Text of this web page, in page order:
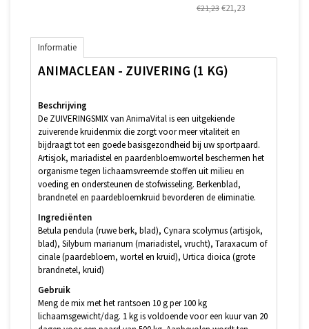
€21,23 €21,23
Informatie
ANIMACLEAN - ZUIVERING (1 KG)
Beschrijving
De ZUIVERINGSMIX van AnimaVital is een uitgekiende
zuiverende kruidenmix die zorgt voor meer vitaliteit en
bijdraagt tot een goede basisgezondheid bij uw sportpaard.
Artisjok, mariadistel en paardenbloemwortel beschermen het
organisme tegen lichaamsvreemde stoffen uit milieu en
voeding en ondersteunen de stofwisseling. Berkenblad,
brandnetel en paardebloemkruid bevorderen de eliminatie.
Ingrediënten
Betula pendula (ruwe berk, blad), Cynara scolymus (artisjok,
blad), Silybum marianum (mariadistel, vrucht), Taraxacum of
cinale (paardebloem, wortel en kruid), Urtica dioica (grote
brandnetel, kruid)
Gebruik
Meng de mix met het rantsoen 10 g per 100 kg
lichaamsgewicht/dag. 1 kg is voldoende voor een kuur van 20